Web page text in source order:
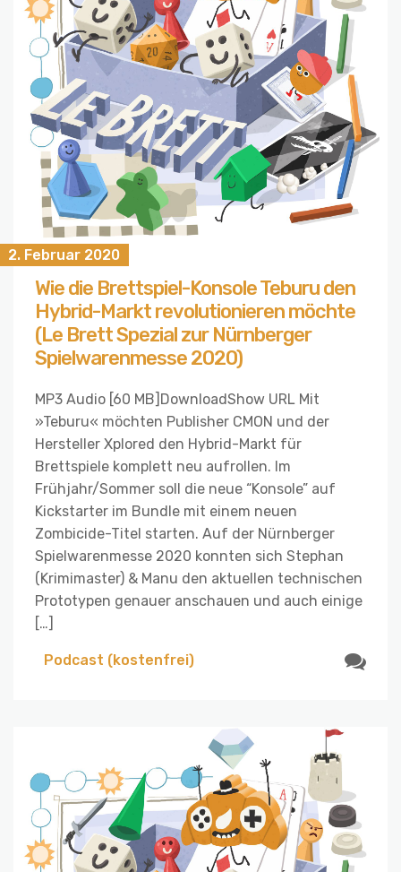
2. Februar 2020
Wie die Brettspiel-Konsole Teburu den
Hybrid-Markt revolutionieren möchte
(Le Brett Spezial zur Nürnberger
Spielwarenmesse 2020)
MP3 Audio [60 MB]DownloadShow URL Mit
»Teburu« möchten Publisher CMON und der
Hersteller Xplored den Hybrid-Markt für
Brettspiele komplett neu aufrollen. Im
Frühjahr/Sommer soll die neue “Konsole” auf
Kickstarter im Bundle mit einem neuen
Zombicide-Titel starten. Auf der Nürnberger
Spielwarenmesse 2020 konnten sich Stephan
(Krimimaster) & Manu den aktuellen technischen
Prototypen genauer anschauen und auch einige
[…]
Podcast (kostenfrei)